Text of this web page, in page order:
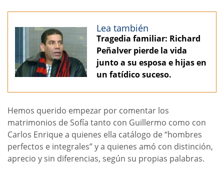
Lea también
Tragedia familiar: Richard
Peñalver pierde la vida
junto a su esposa e hijas en
un fatídico suceso.
Hemos querido empezar por comentar los
matrimonios de Sofía tanto con Guillermo como con
Carlos Enrique a quienes ella catálogo de “hombres
perfectos e integrales” y a quienes amó con distinción,
aprecio y sin diferencias, según su propias palabras.